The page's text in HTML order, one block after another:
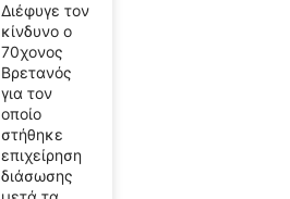
Διέφυγε τον
κίνδυνο ο
70χονος
Βρετανός
για τον
οποίο
στήθηκε
επιχείρηση
διάσωσης